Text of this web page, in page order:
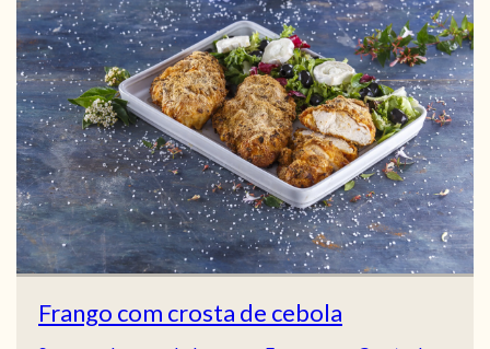
Frango com crosta de cebola